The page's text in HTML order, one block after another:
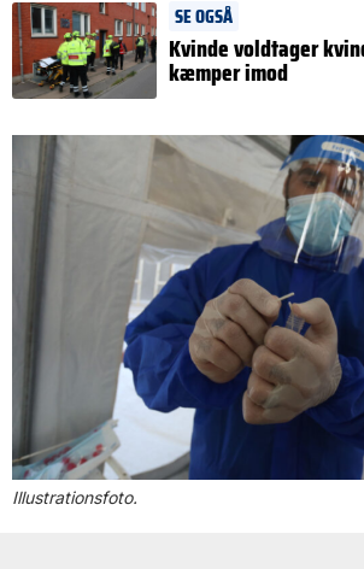
SE OGSÅ
Kvinde voldtager
kæmper imod
Illustrationsfoto.